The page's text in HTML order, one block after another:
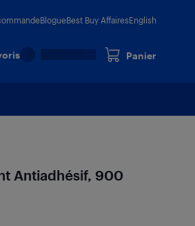
BlogueBest Buy AffairesEnglish
Panier
Antiadhésif, 900